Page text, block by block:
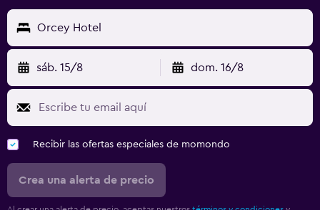
Orcey Hotel
sáb. 15/8 dom. 16/8
Recibir las ofertas especiales de momondo
Crea una alerta de precio